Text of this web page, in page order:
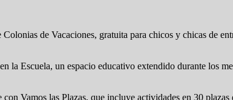
de Vacaciones, gratuita para chicos y chicas de
la Escuela, un espacio educativo extendido durante los
Vamos las Plazas, que incluye actividades en 30